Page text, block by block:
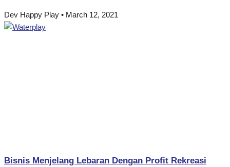
Dev Happy Play March 12, 2021
Bisnis Menjelang Lebaran Dengan Profit Rekreasi